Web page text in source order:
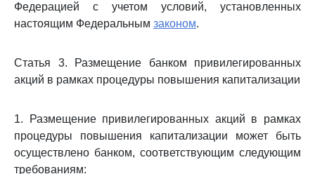
Федерацией с учетом условий, установленных
настоящим Федеральным законом.
Статья 3. Размещение банком привилегированных
акций в рамках процедуры повышения капитализации
1. Размещение привилегированных акций в рамках
процедуры повышения капитализации может быть
осуществлено банком, соответствующим следующим
требованиям: